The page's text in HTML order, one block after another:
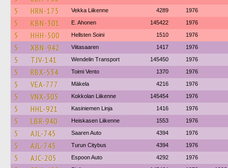
5 HRN-175 Vekka Liikenne 4289 1976
5 KBN-301 E. Ahonen 145422 1976
5 HHH-500 Hellsten Soini 1510 1976
5 XBN-942 Viitasaaren 1417 1976
5 TJV-141 Wendelin Transport 145450 1976
5 RBX-534 Toimi Vento 1370 1976
5 VEA-777 Mäkela 4216 1976
5 VNX-305 Kokkolan Liikenne 145454 1976
5 HHL-921 Kasiniemen Linja 1416 1976
5 LBR-940 Heiskasen Liikenne 1553 1976
5 AJL-745 Saaren Auto 4394 1976
5 AJL-745 Turun Citybus 4394 1976
5 AJC-205 Espoon Auto 4292 1976